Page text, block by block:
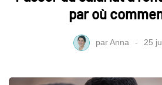
par où
parAnna 25